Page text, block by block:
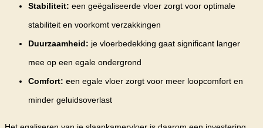
Stabiliteit: een geëgaliseerde vloer zorgt voor optimale
stabiliteit en voorkomt verzakkingen
Duurzaamheid: je vloerbedekking gaat significant langer
mee op een egale ondergrond
Comfort: een egale vloer zorgt voor meer loopcomfort en
minder geluidsoverlast